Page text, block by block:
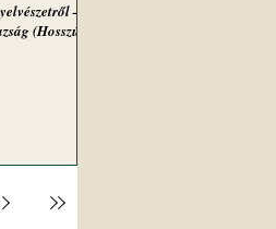
–
(Hosszú